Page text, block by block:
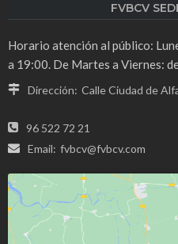
FVBCV
Horario atención al público:
a 19:00. De Martes a Viernes:
Dirección: Calle Ciudad de
96 522 72 21
Email: fvbcv@fvbcv.com